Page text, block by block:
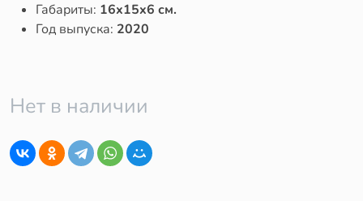
Габариты: 16x15x6 см.
Год выпуска: 2020
Нет в наличии